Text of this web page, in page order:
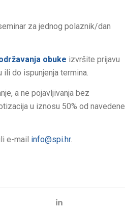
za jednog polaznik/dan
obuke izvršite prijavu
ili do ispunjenja termina.
a ne pojavljivanja bez
u iznosu 50% od navedene
e-mail info@spi.hr.